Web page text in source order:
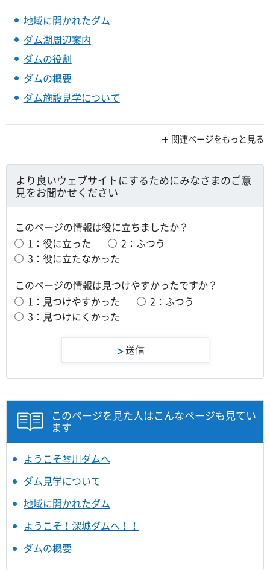
地域に開かれたダム
ダム湖周辺案内
ダムの役割
ダムの概要
ダム施設見学について
関連ページをもっと見る
より良いウェブサイトにするためにみなさまのご意
見をお聞かせください
このページの情報は役に立ちましたか？
1：役に立った
2：ふつう
3：役に立たなかった
このページの情報は見つけやすかったですか？
1：見つけやすかった
2：ふつう
3：見つけにくかった
このページを見た人はこんなページも見てい
ます
ようこそ琴川ダムへ
ダム見学について
地域に開かれたダム
ようこそ！深城ダムへ！！
ダムの概要